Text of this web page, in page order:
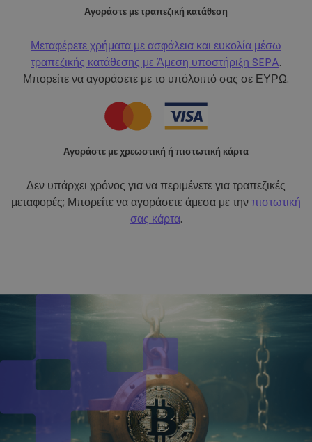
Αγοράστε με τραπεζική κατάθεση
Μεταφέρετε χρήματα με ασφάλεια και ευκολία μέσω
τραπεζικής κατάθεσης μεΆμεση υποστήριξη SEPA.
Μπορείτε να αγοράσετε με το υπόλοιπό σας σε ΕΥΡΩ.
Αγοράστε με χρεωστική ή πιστωτική κάρτα
Δεν υπάρχει χρόνος για να περιμένετε για τραπεζικές
μεταφορές; Μπορείτε να αγοράσετε άμεσα με τηνπιστωτική
σας κάρτα.